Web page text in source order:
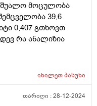
ფეხები მტკივა.
და დაღლის
ღამე
კიდევ რა
შეიძლება
მოცულობა
39,6
0,407 გთხოვთ
რა ანალიზია
იხილეთპასუხი
თარიღი :28-12-2024